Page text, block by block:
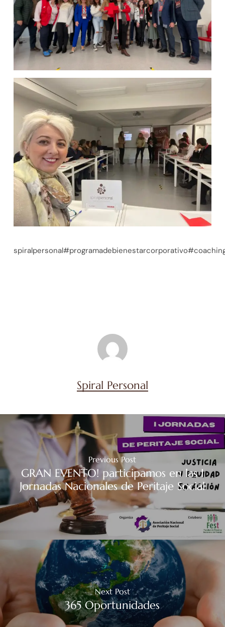
Spiral Personal
Previous Post
GRAN EVENTO! participamos en las I
Jornadas Nacionales de Peritaje Social
Next Post
365 Oportunidades